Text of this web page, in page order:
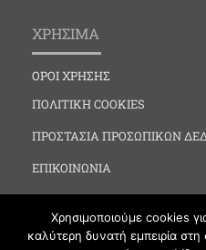
ΧΡΗΣΙΜΑ
ΟΡΟΙ ΧΡΗΣΗΣ
ΠΟΛΙΤΙΚΗ COOKIES
ΠΡΟΣΤΑΣΙΑ ΠΡΟΣΩΠΙΚΩΝ
ΕΠΙΚΟΙΝΩΝΙΑ
Χρησιμοποιούμε cookies
καλύτερη δυνατή εμπειρία